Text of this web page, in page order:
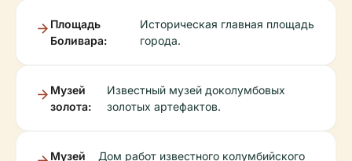
Площадь
Боливара:
Историческая главная площадь
города.
Музей
золота:
Известный музей доколумбовых
золотых артефактов.
Музей Дом работ известного колумбийского